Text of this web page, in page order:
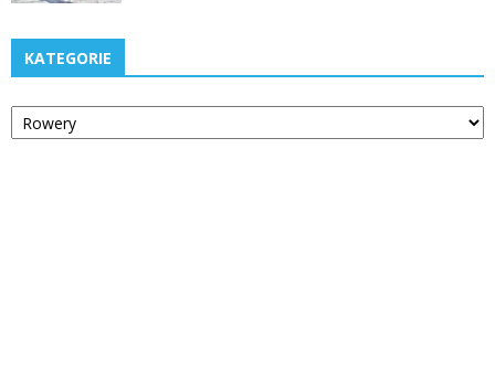
KATEGORIE
Kategorie